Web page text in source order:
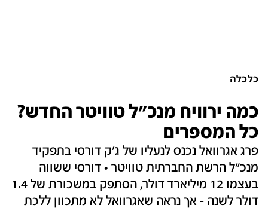
כלכלה
כמה ירוויח מנכ"ל טוויטר החדש?
כל המספרים
פרג אגרוואל נכנס לנעליו של ג'ק דורסי בתפקיד
מנכ"ל הרשת החברתית טוויטר • דורסי ששווה
בעצמו 12 מיליארד דולר, הסתפק במשכורת של 1.4
דולר לשנה - אך נראה שאגרוואל לא מתכוון ללכת